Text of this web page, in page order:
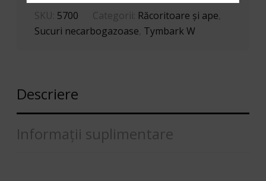
SKU: 5700 Categorii: Răcoritoare şi ape
Sucuri necarbogazoase Tymbark W
Descriere
Informații suplimentare